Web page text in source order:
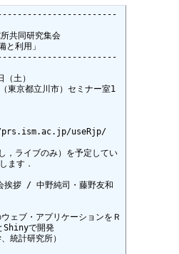
共同研究集会
と利用」
土）
京都立川市）セミナー室1
useRjp/
ライブのみ）を予定してい
ます．
ェブ・アプリケーションをＲ
で開発
統計研究所）